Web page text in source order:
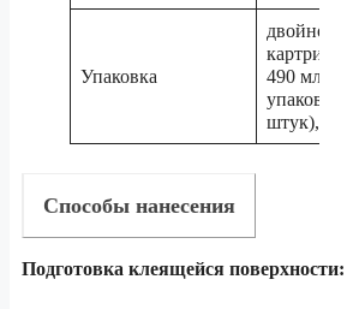
Упаковка
двойной
картридж
490 мл (в
упаковке 7
штук),
Способы нанесения
Подготовка клеящейся поверхности: